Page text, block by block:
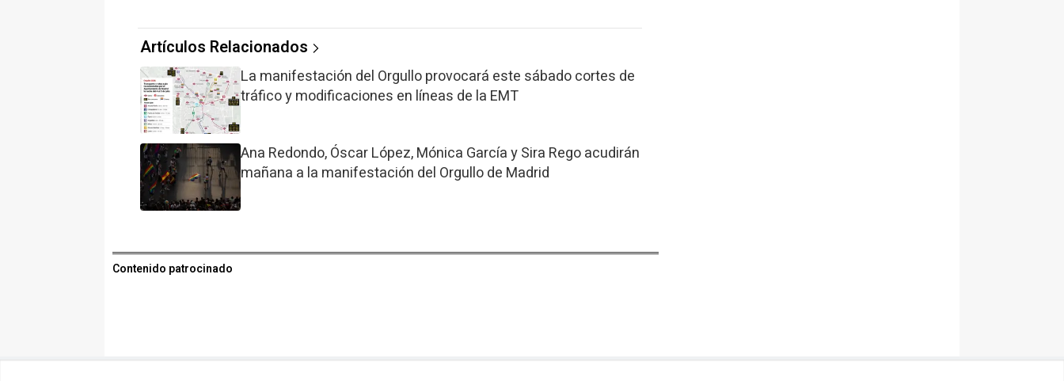
Artículos Relacionados
La manifestación del Orgullo provocará este sábado cortes de
tráfico y modificaciones en líneas de la EMT
Ana Redondo, Óscar López, Mónica García y Sira Rego acudirán
mañana a la manifestación del Orgullo de Madrid
Contenido patrocinado